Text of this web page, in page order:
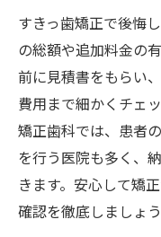
すきっ歯矯正で後悔
の総額や追加料金の
前に見積書をもらい
費用まで細かくチェ
矯正歯科では、患者
を行う医院も多く、
きます。安心して矯
確認を徹底しましょう